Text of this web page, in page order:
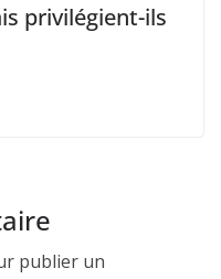
privilégient-ils
publier un